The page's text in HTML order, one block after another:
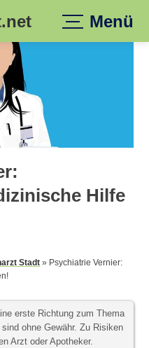
Menü
Hilfe
Stadt » Psychiatrie Vernier:
erste Richtung zum Thema
ohne Gewähr. Zu Risiken
Arzt oder Apotheker.